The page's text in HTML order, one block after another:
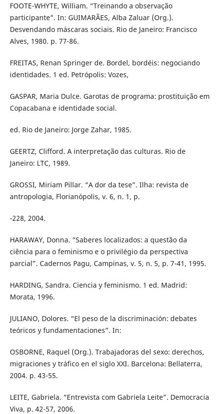
FOOTE-WHYTE, William. “Treinando a observação
participante”. In: GUIMARÃES, Alba Zaluar (Org.).
Desvendando máscaras sociais. Rio de Janeiro: Francisco
Alves, 1980. p. 77-86.
FREITAS, Renan Springer de. Bordel, bordéis: negociando
identidades. 1 ed. Petrópolis: Vozes,
GASPAR, Maria Dulce. Garotas de programa: prostituição em
Copacabana e identidade social.
ed. Rio de Janeiro: Jorge Zahar, 1985.
GEERTZ, Clifford. A interpretação das culturas. Rio de
Janeiro: LTC, 1989.
GROSSI, Miriam Pillar. “A dor da tese”. Ilha: revista de
antropologia, Florianópolis, v. 6, n. 1, p.
-228, 2004.
HARAWAY, Donna. “Saberes localizados: a questão da
ciência para o feminismo e o privilégio da perspectiva
parcial”. Cadernos Pagu, Campinas, v. 5, n. 5, p. 7-41, 1995.
HARDING, Sandra. Ciencia y feminismo. 1 ed. Madrid:
Morata, 1996.
JULIANO, Dolores. “El peso de la discriminación: debates
teóricos y fundamentaciones”. In:
OSBORNE, Raquel (Org.). Trabajadoras del sexo: derechos,
migraciones y tráfico en el siglo XXI. Barcelona: Bellaterra,
2004. p. 43-55.
LEITE, Gabriela. “Entrevista com Gabriela Leite”. Democracia
Viva, p. 42-57, 2006.